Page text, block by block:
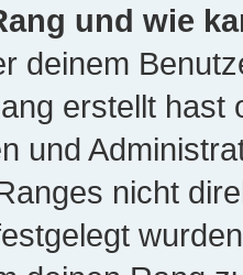
und wie
deinem
erstellt
und
nicht